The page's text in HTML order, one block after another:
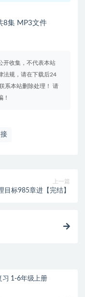
8集 MP3文件
开收集，不代表本站
法规，请在下载后24
系本站删除处理！ 请
！
上一篇
目标985章进【完结】
习 1-6年级上册